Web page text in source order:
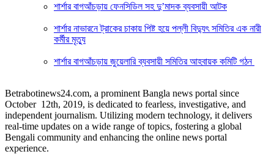
শার্শার বাগআঁচড়ায় ফেনসিডিল সহ দু’মাদক ব্যবসায়ী আটক
শার্শার নাভারনে ট্রাকের চাকায় পিষ্ট হয়ে পল্লী বিদ্যুৎ সমিতির এক নারী
কর্মীর মৃত্যু
শার্শার বাগআঁচড়ায় জুয়েলারি ব্যবসায়ী সমিতির আহবায়ক কমিটি গঠন
Betrabotinews24.com, a prominent Bangla news portal since
October 12th, 2019, is dedicated to fearless, investigative, and
independent journalism. Utilizing modern technology, it delivers
real-time updates on a wide range of topics, fostering a global
Bengali community and enhancing the online news portal
experience.